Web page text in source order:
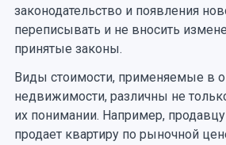
законодательство и появления
переписывать и не вносить
принятые законы.
Виды стоимости, применяемые в
недвижимости, различны не
их понимании. Например, продавцу
продает квартиру по рыночной